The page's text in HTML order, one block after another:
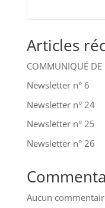
Articles
COMMUNIQUÉ DE
Newsletter n° 6
Newsletter n° 24
Newsletter n° 25
Newsletter n° 26
Aucun